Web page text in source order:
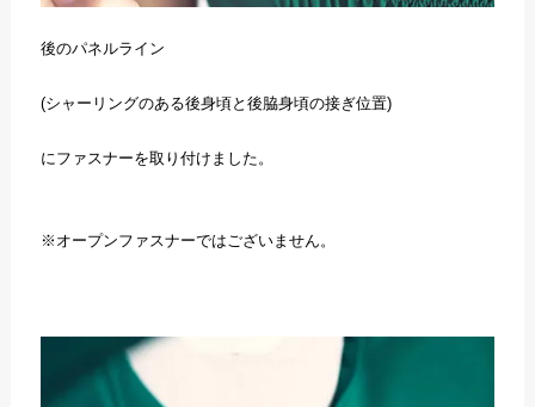
後のパネルライン
(シャーリングのある後身頃と後脇身頃の接ぎ位置)
にファスナーを取り付けました。
※オープンファスナーではございません。